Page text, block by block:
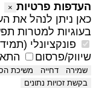
פרטיות ×
ניתן לנהל את
למטרות
פונקציונלי (תמיד
פרסום
שמירה דחייה
משיכת
בקשת זכויות נתונים